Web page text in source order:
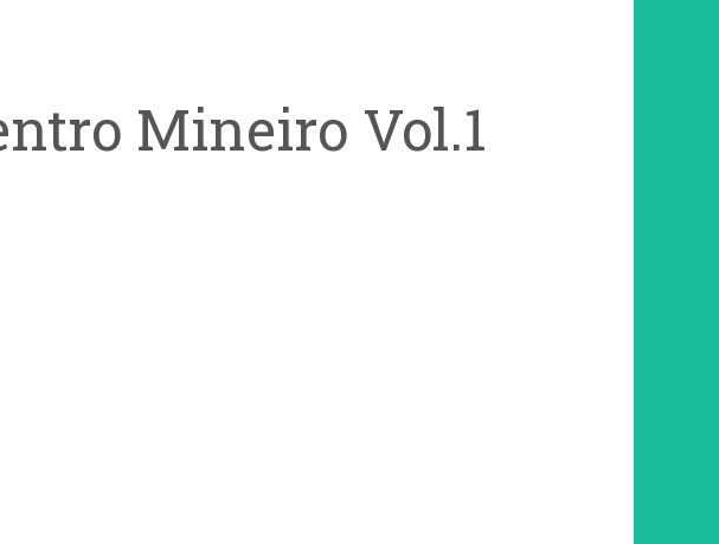
Mineiro Vol.1